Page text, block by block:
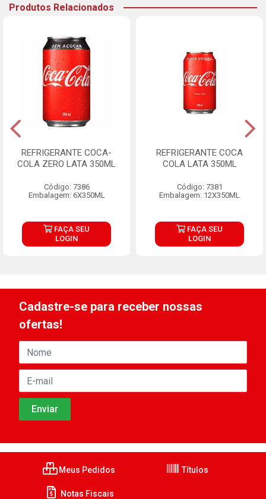
Produtos Relacionados
REFRIGERANTE COCA-
COLA ZERO LATA 350ML
Código: 7386
Embalagem: 6X350ML
FAÇA SEU
LOGIN
REFRIGERANTE COCA
COLA LATA 350ML
Código: 7381
Embalagem: 12X350ML
FAÇA SEU
LOGIN
Cadastre-se para receber nossas
ofertas!
Meus Pedidos Títulos
Notas Fiscais